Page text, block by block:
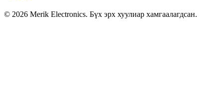
© 2026 Merik Electronics. Бүх эрх хуулиар хамгаалагдсан.